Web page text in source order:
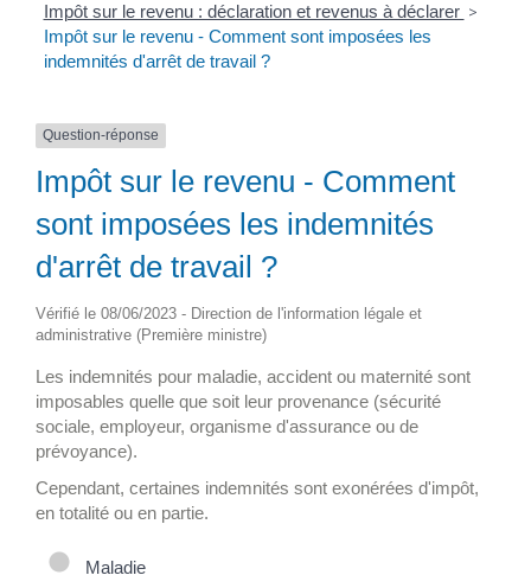
Impôt sur le revenu : déclaration et revenus à déclarer >
Impôt sur le revenu - Comment sont imposées les
indemnités d'arrêt de travail ?
Question-réponse
Impôt sur le revenu - Comment
sont imposées les indemnités
d'arrêt de travail ?
Vérifié le 08/06/2023 - Direction de l'information légale et
administrative (Première ministre)
Les indemnités pour maladie, accident ou maternité sont
imposables quelle que soit leur provenance (sécurité
sociale, employeur, organisme d'assurance ou de
prévoyance).
Cependant, certaines indemnités sont exonérées d'impôt,
en totalité ou en partie.
Maladie